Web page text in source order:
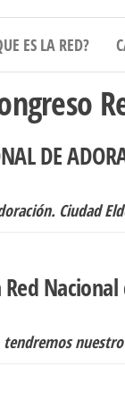
RNA
ES LA RED?
DE
Ciudad
Red
tendremos